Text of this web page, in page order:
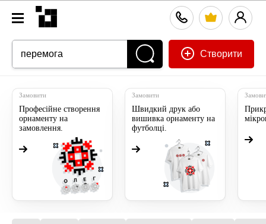
Створити
Замовити
Професійне створення
орнаменту на
замовлення.
Замовити
Швидкий друк або
вишивка орнаменту на
футболці.